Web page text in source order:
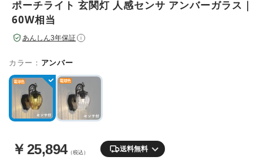
ポーチライト 玄関灯 人感センサ アンバーガラス｜
60W相当
あんしん3年保証 i
カラー： アンバー
￥ 25,894（税込） 送料無料